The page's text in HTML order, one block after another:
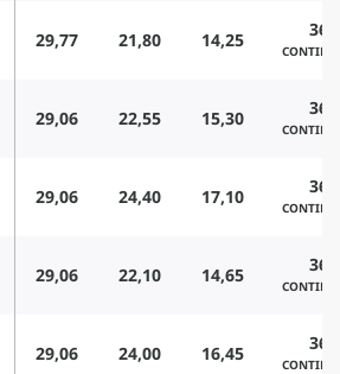
29,77 21,80 14,25 360
29,06 22,55 15,30 360
29,06 24,40 17,10 360
29,06 22,10 14,65 360
29,06 24,00 16,45 360